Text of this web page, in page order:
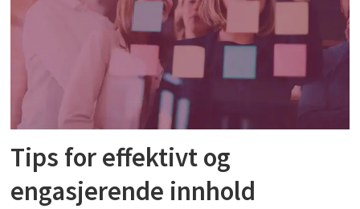
Tips for effektivt og
engasjerende innhold